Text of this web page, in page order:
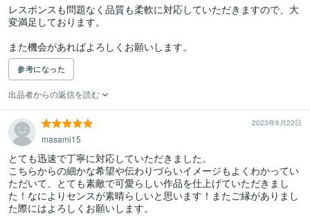
レスポンスも問題なく品質も柔軟に対応していただきますので、大
変満足しております。
また機会があればよろしくお願いします。
参考になった
出品者からの返信を読む
2023年6月22日
masami15
とても迅速で丁寧に対応していただきました。
こちらからの細かな希望や伝わりづらいイメージもよくわかってい
ただいて、とても素敵で可愛らしい作品を仕上げていただきまし
た！なによりセンスが素晴らしいと思います！またご縁がありまし
た際にはよろしくお願いします。